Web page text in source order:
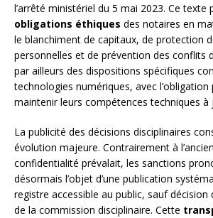
l’arrêté ministériel du 5 mai 2023. Ce texte
obligations éthiques des notaires en
le blanchiment de capitaux, de protection
personnelles et de prévention des conflits
par ailleurs des dispositions spécifiques
technologies numériques, avec
maintenir leurs compétences techniques à
La publicité des décisions disciplinaires
évolution majeure. Contrairement à
confidentialité prévalait, les sanctions
désormais l’objet d’une publication
registre accessible au public, sauf
de la commission disciplinaire. Cette